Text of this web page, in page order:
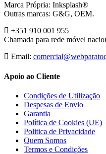
Marca Própria: Inksplash®
Outras marcas: G&G, OEM.
+351 910 001 955
Chamada para rede móvel
Email:
Apoio ao Cliente
Condições de Utilização
Despesas de Envio
Garantia
Política de Cookies (UE)
Politica de Privacidade
Quem Somos
Termos e Condições